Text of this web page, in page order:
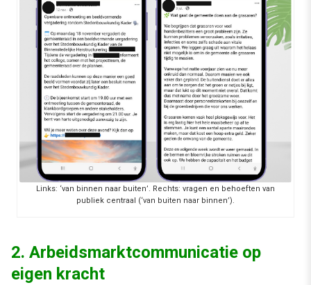
Links: ‘van binnen naar buiten’. Rechts: vragen en behoeften van
publiek centraal (‘van buiten naar binnen’).
2. Arbeidsmarktcommunicatie op
eigen kracht